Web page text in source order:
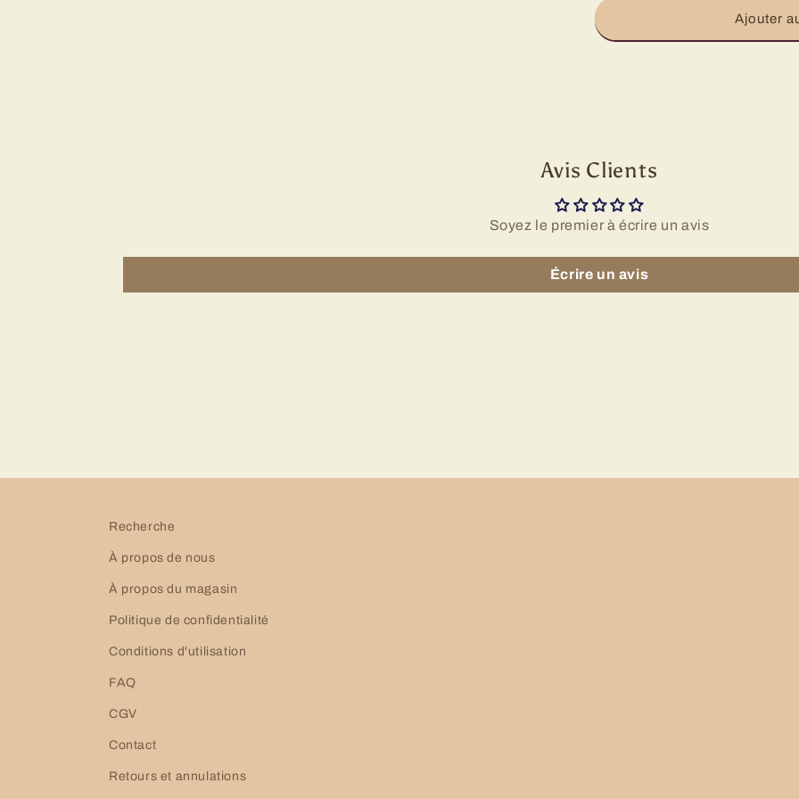
Ajouter
Avis Clients
Soyez le premier à écrire un avis
Écrire un avis
Recherche
À propos de nous
À propos du magasin
Politique de confidentialité
Conditions d'utilisation
FAQ
CGV
Contact
Retours et annulations